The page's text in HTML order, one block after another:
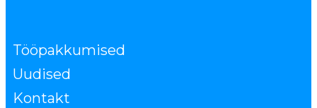
Tööpakkumised
Uudised
Kontakt